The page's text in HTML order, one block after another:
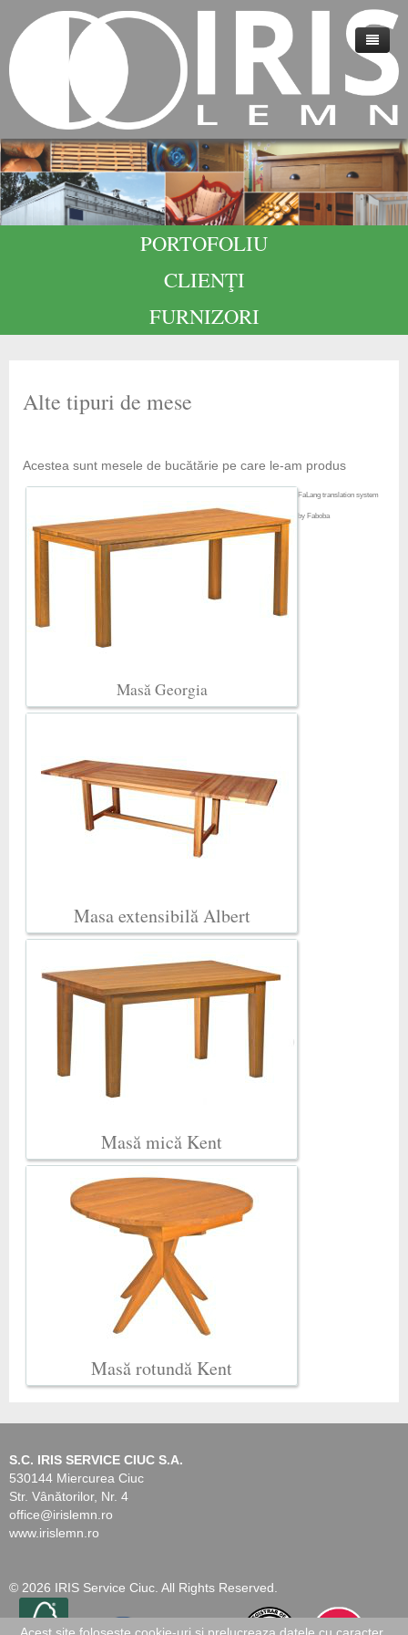
PORTOFOLIU
CLIENŢI
FURNIZORI
Alte tipuri de mese
Acestea sunt mesele de bucătărie pe care le-am produs
Masă Georgia
Masa extensibilă Albert
Masă mică Kent
Masă rotundă Kent
FaLang translation system
by Faboba
S.C. IRIS SERVICE CIUC S.A.
530144 Miercurea Ciuc
Str. Vânătorilor, Nr. 4
office@irislemn.ro
www.irislemn.ro
© 2026 IRIS Service Ciuc. All Rights Reserved.
HOME
DESPRE NOI
TEHNOLOGIE
CALITATE